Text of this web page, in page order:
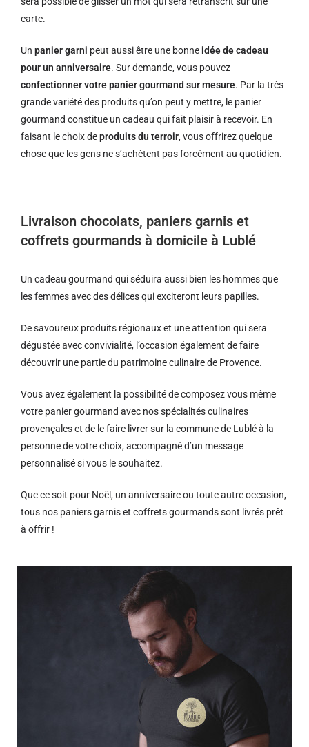
carte.
Un panier garni peut aussi être une bonne idée de cadeau
pour un anniversaire. Sur demande, vous pouvez
confectionner votre panier gourmand sur mesure. Par la très
grande variété des produits qu’on peut y mettre, le panier
gourmand constitue un cadeau qui fait plaisir à recevoir. En
faisant le choix deproduits du terroir, vous offrirez quelque
chose que les gens ne s’achètent pas forcément au quotidien.
Livraison chocolats, paniers garnis et
coffrets gourmands à domicile à Lublé
Un cadeau gourmand qui séduira aussi bien les hommes que
les femmes avec des délices qui exciteront leurs papilles.
De savoureux produits régionaux et une attention qui sera
dégustée avec convivialité, l’occasion également de faire
découvrir une partie du patrimoine culinaire de Provence.
Vous avez également la possibilité de composez vous même
votre panier gourmand avec nos spécialités culinaires
provençales et de le faire livrer sur la commune de Lublé à la
personne de votre choix, accompagné d’un message
personnalisé si vous le souhaitez.
Que ce soit pour Noël, un anniversaire ou toute autre occasion,
tous nos paniers garnis et coffrets gourmands sont livrés prêt
à offrir !